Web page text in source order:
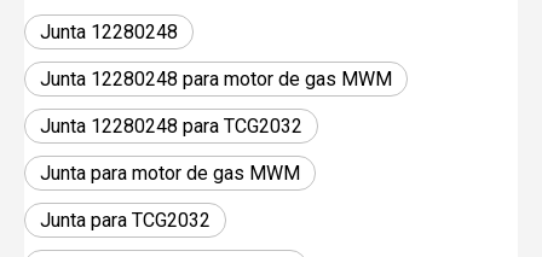
Junta 12280248
Junta 12280248 para motor de gas MWM
Junta 12280248 para TCG2032
Junta para motor de gas MWM
Junta para TCG2032